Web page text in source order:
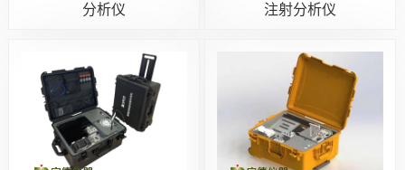
分析仪
注射分析仪